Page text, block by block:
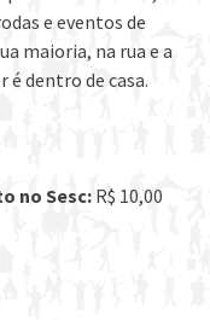
e eventos de
maioria, na rua e a
é dentro de casa.
no Sesc: R$ 10,00